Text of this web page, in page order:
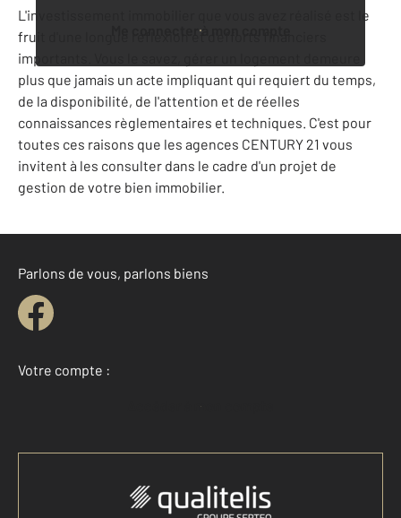
Me connecter à mon compte
L'investissement immobilier que vous avez réalisé est le
fruit d'une longue réflexion et d'efforts financiers
importants. Vous le savez, gérer un logement demeure
plus que jamais un acte impliquant qui requiert du temps,
de la disponibilité, de l'attention et de réelles
connaissances règlementaires et techniques. C'est pour
toutes ces raisons que les agences CENTURY 21 vous
invitent à les consulter dans le cadre d'un projet de
gestion de votre bien immobilier.
Parlons de vous, parlons biens
Votre compte :
Accéder à mon compte